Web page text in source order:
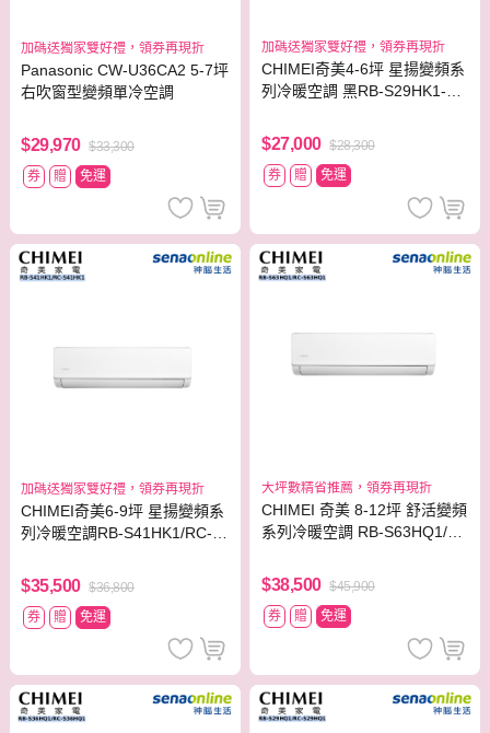
加碼送獨家雙好禮，領券再現折
Panasonic CW-U36CA2 5-7坪
右吹窗型變頻單冷空調
$29,970 $33,300
券
贈 免運
加碼送獨家雙好禮，領券再現折
CHIMEI奇美4-6坪 星揚變頻系
列冷暖空調 黑RB-S29HK1-B/
$27,000 $28,300
券
贈 免運
加碼送獨家雙好禮，領券再現折
CHIMEI奇美6-9坪 星揚變頻系
列冷暖空調RB-S41HK1/RC-S
$35,500 $36,800
券
贈 免運
大坪數精省推薦，領券再現折
CHIMEI 奇美 8-12坪 舒活變頻
系列冷暖空調 RB-S63HQ1/R
$38,500 $45,900
券
贈 免運